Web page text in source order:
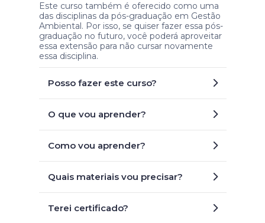
Este curso também é oferecido como uma
das disciplinas da pós-graduação em Gestão
Ambiental. Por isso, se quiser fazer essa pós-
graduação no futuro, você poderá aproveitar
essa extensão para não cursar novamente
essa disciplina.
Posso fazer este curso?
O que vou aprender?
Como vou aprender?
Quais materiais vou precisar?
Terei certificado?